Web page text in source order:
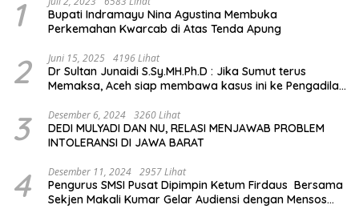
1
Bupati Indramayu Nina Agustina Membuka
Perkemahan Kwarcab di Atas Tenda Apung
2 Juni 15, 2025 4196 Lihat
Dr Sultan Junaidi S.Sy.MH.Ph.D : Jika Sumut terus
Memaksa, Aceh siap membawa kasus ini ke Pengadilan
3 Desember 6, 2024 3260 Lihat
DEDI MULYADI DAN NU, RELASI MENJAWAB PROBLEM
INTOLERANSI DI JAWA BARAT
4 Desember 11, 2024 2957 Lihat
Pengurus SMSI Pusat Dipimpin Ketum Firdaus Bersama
Sekjen Makali Kumar Gelar Audiensi dengan Mensos